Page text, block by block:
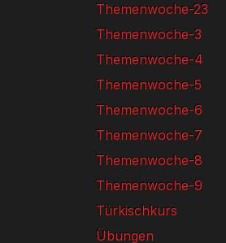
Themenwoche-23
Themenwoche-3
Themenwoche-4
Themenwoche-5
Themenwoche-6
Themenwoche-7
Themenwoche-8
Themenwoche-9
Türkischkurs
Übungen